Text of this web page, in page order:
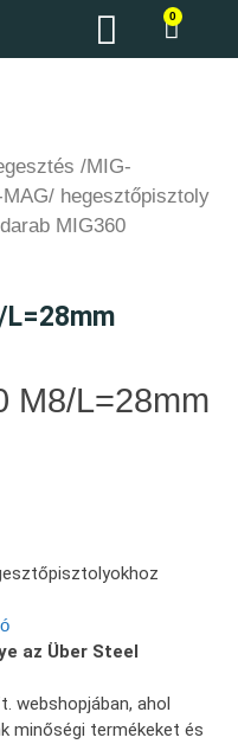
0
/MIG-
hegesztőpisztoly
MIG360
L=28mm
M8/L=28mm
az Über Steel
webshopjában, ahol
minőségi termékeket és